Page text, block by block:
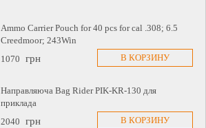
Ammo Carrier Pouch for 40 pcs for cal .308; 6.5
Creedmoor; 243Win
1070 грн В КОРЗИНУ
Направляюча Bag Rider PIK-KR-130 для
приклада
2040 грн В КОРЗИНУ